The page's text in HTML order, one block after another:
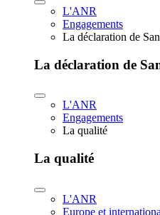
L'ANR
Engagements
La déclaration de
La déclaration de
L'ANR
Engagements
La qualité
La qualité
L'ANR
Europe et